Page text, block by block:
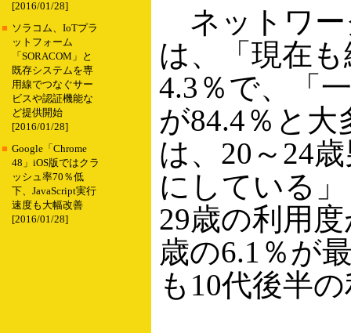
[2016/01/28]
■ ソラコム、IoTプラ
ットフォーム
「SORACOM」と
既存システムを専
用線でつなぐサー
ビスや認証機能な
ど提供開始
[2016/01/28]
■ Google「Chrome
48」iOS版ではクラ
ッシュ率70％低
下、JavaScript実行
速度も大幅改善
[2016/01/28]
ネットワー
は、「現在
4.3％で、「
が84.4％と
は、20～24
にしている
29歳の利用
歳の6.1％が
も10代後半